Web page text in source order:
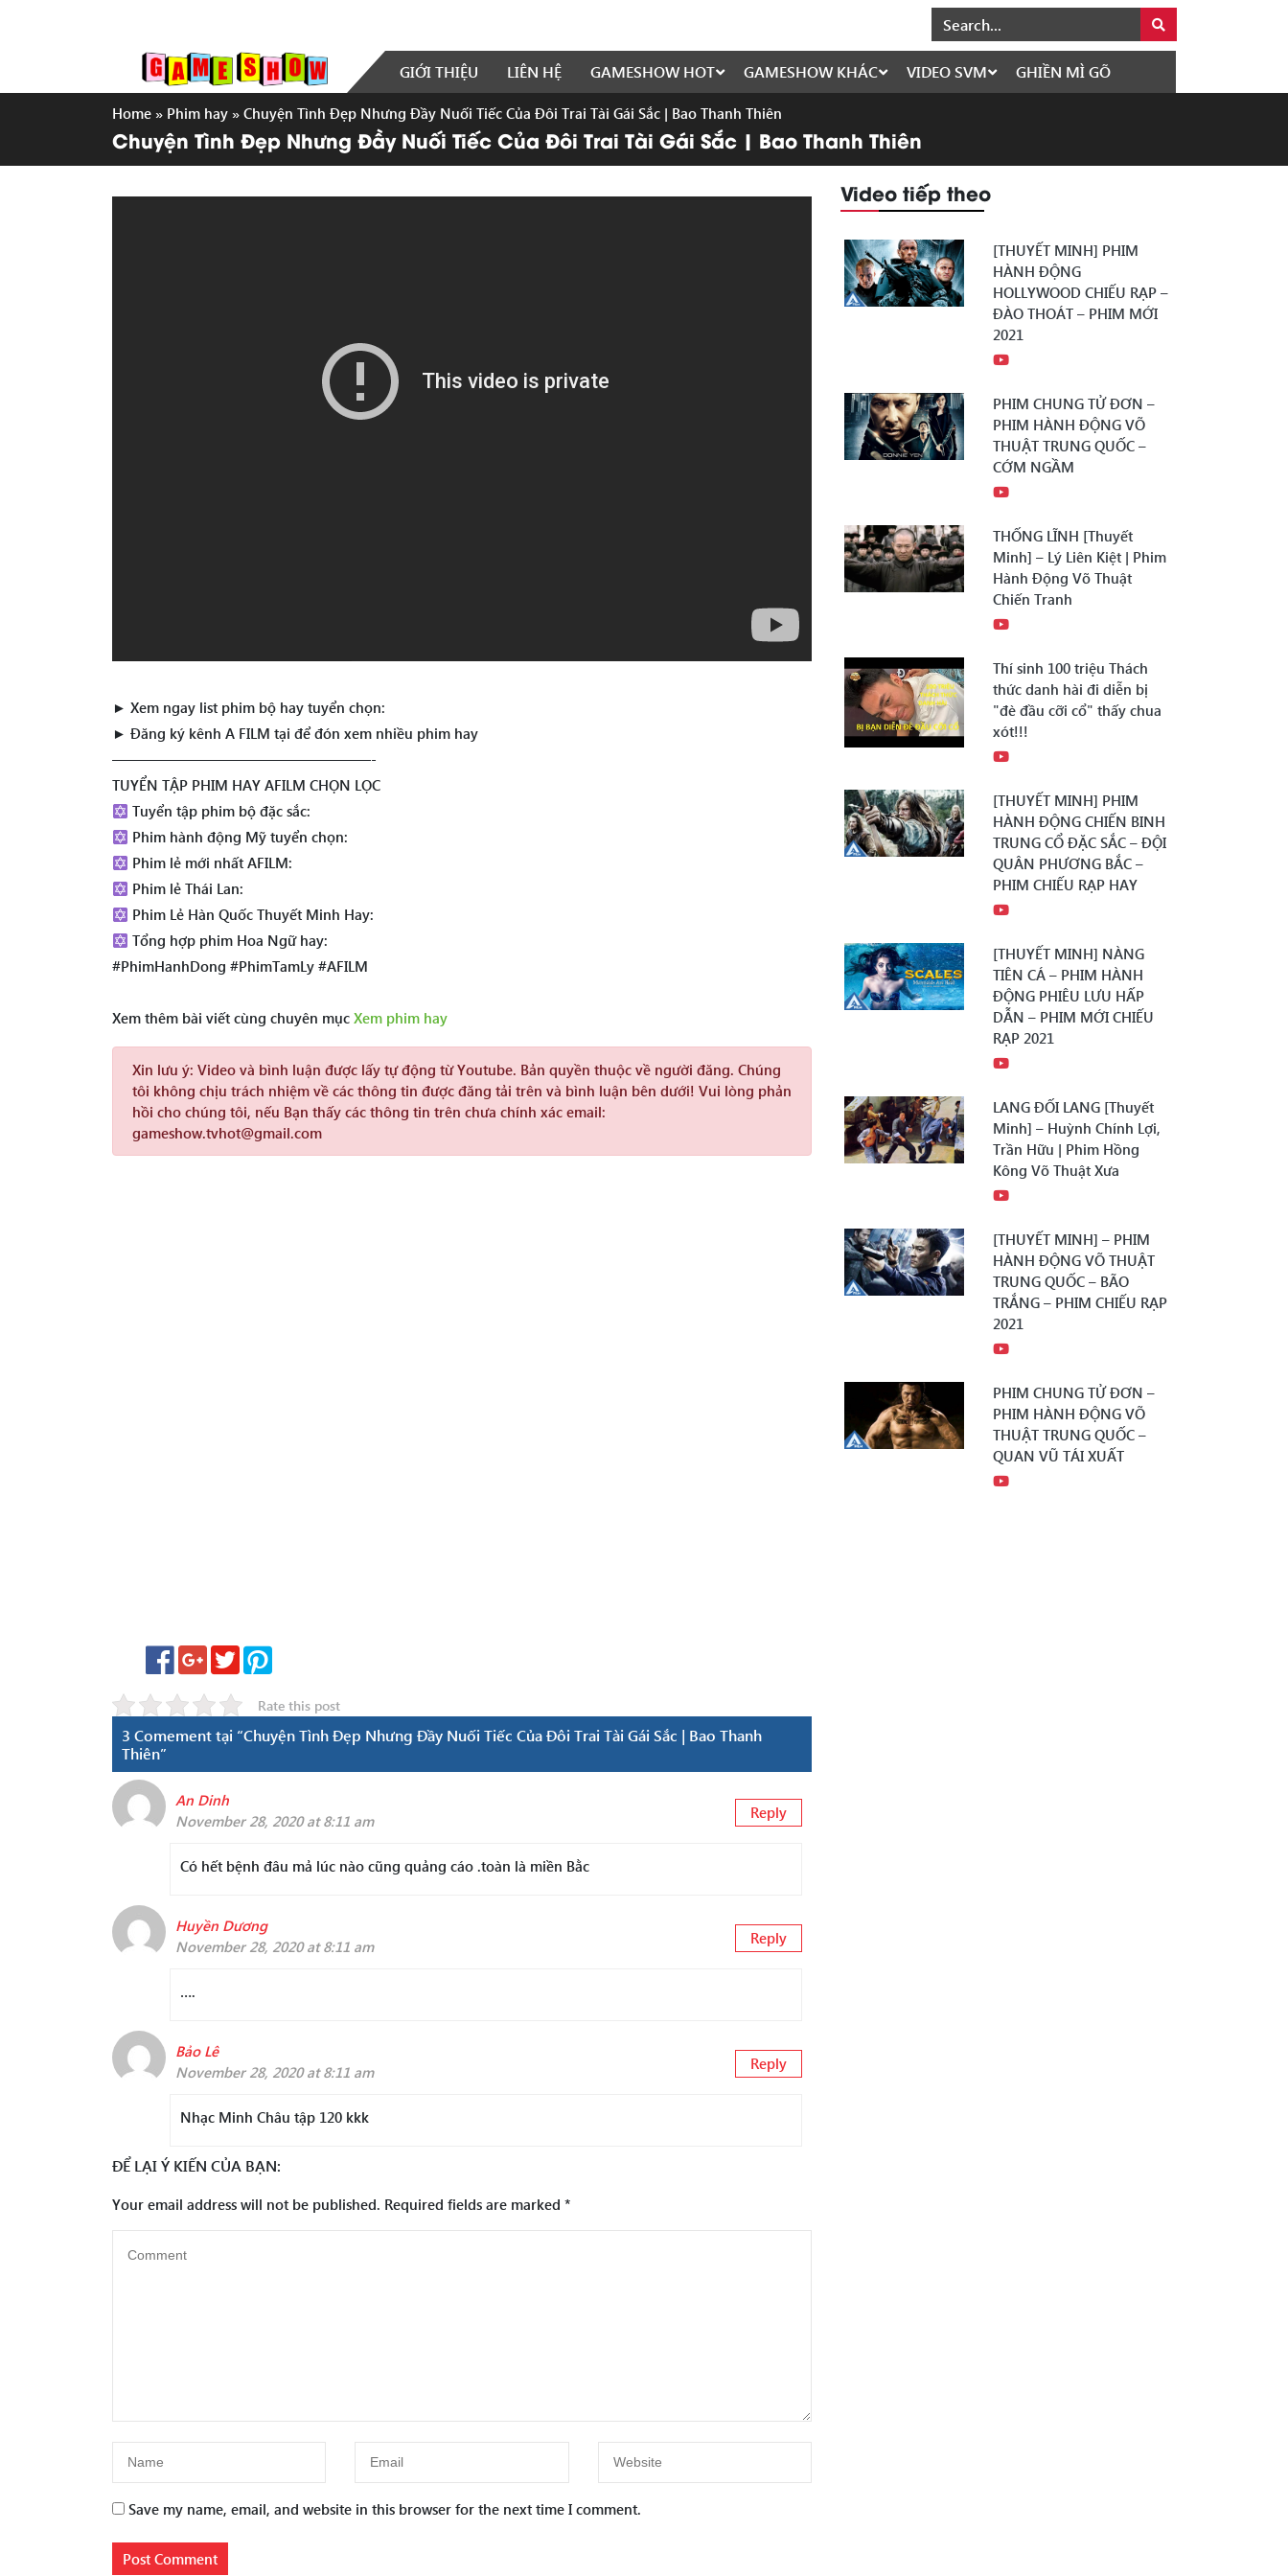
GIỚI THIỆU LIÊN HỆ GAMESHOW HOT GAMESHOW KHÁC VIDEO SVM GHIỀN MÌ GÕ
Home » Phim hay » Chuyện Tình Đẹp Nhưng Đầy Nuối Tiếc Của Đôi Trai Tài Gái Sắc | Bao Thanh Thiên
Chuyện Tình Đẹp Nhưng Đầy Nuối Tiếc Của Đôi Trai Tài Gái Sắc | Bao Thanh Thiên
► Xem ngay list phim bộ hay tuyển chọn:
► Đăng ký kênh A FILM tại để đón xem nhiều phim hay
——————————————————-
TUYỂN TẬP PHIM HAY AFILM CHỌN LỌC
Tuyển tập phim bộ đặc sắc:
Phim hành động Mỹ tuyển chọn:
Phim lẻ mới nhất AFILM:
Phim lẻ Thái Lan:
Phim Lẻ Hàn Quốc Thuyết Minh Hay:
Tổng hợp phim Hoa Ngữ hay:
#PhimHanhDong #PhimTamLy #AFILM
Xem thêm bài viết cùng chuyên mục Xem phim hay
Xin lưu ý: Video và bình luận được lấy tự động từ Youtube. Bản quyền thuộc về người đăng. Chúng
tôi không chịu trách nhiệm về các thông tin được đăng tải trên và bình luận bên dưới! Vui lòng phản
hồi cho chúng tôi, nếu Bạn thấy các thông tin trên chưa chính xác email:
gameshow.tvhot@gmail.com
Rate this post
3 Comement tại “Chuyện Tình Đẹp Nhưng Đầy Nuối Tiếc Của Đôi Trai Tài Gái Sắc | Bao Thanh
Thiên”
An Dinh
November 28, 2020 at 8:11 am
Reply
Có hết bệnh đâu mả lúc nào cũng quảng cáo .toàn là miền Bằc
Huyền Dương
November 28, 2020 at 8:11 am
Reply
….
Bảo Lê
November 28, 2020 at 8:11 am
Reply
Nhạc Minh Châu tập 120 kkk
ĐỂ LẠI Ý KIẾN CỦA BẠN:
Your email address will not be published. Required fields are marked *
Save my name, email, and website in this browser for the next time I comment.
Video tiếp theo
[THUYẾT MINH] PHIM
HÀNH ĐỘNG
HOLLYWOOD CHIẾU RẠP –
ĐÀO THOÁT – PHIM MỚI
2021
PHIM CHUNG TỬ ĐƠN –
PHIM HÀNH ĐỘNG VÕ
THUẬT TRUNG QUỐC –
CỚM NGẦM
THỐNG LĨNH [Thuyết
Minh] – Lý Liên Kiệt | Phim
Hành Động Võ Thuật
Chiến Tranh
Thí sinh 100 triệu Thách
thức danh hài đi diễn bị
"đè đầu cỡi cổ" thấy chua
xót!!!
[THUYẾT MINH] PHIM
HÀNH ĐỘNG CHIẾN BINH
TRUNG CỔ ĐẶC SẮC – ĐỘI
QUÂN PHƯƠNG BẮC –
PHIM CHIẾU RẠP HAY
[THUYẾT MINH] NÀNG
TIÊN CÁ – PHIM HÀNH
ĐỘNG PHIÊU LƯU HẤP
DẪN – PHIM MỚI CHIẾU
RẠP 2021
LANG ĐỐI LANG [Thuyết
Minh] – Huỳnh Chính Lợi,
Trần Hữu | Phim Hồng
Kông Võ Thuật Xưa
[THUYẾT MINH] – PHIM
HÀNH ĐỘNG VÕ THUẬT
TRUNG QUỐC – BÃO
TRẮNG – PHIM CHIẾU RẠP
2021
PHIM CHUNG TỬ ĐƠN –
PHIM HÀNH ĐỘNG VÕ
THUẬT TRUNG QUỐC –
QUAN VŨ TÁI XUẤT